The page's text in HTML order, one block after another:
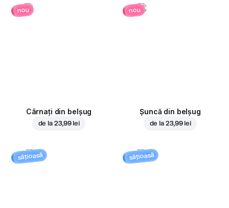
nou
Cârnați din belșug
de la 23,99 lei
nou
Șuncă din belșug
de la 23,99 lei
sățioasă sățioasă